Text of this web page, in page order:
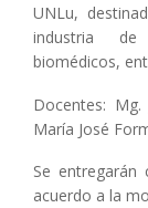
UNLu,
industria de
biomédicos,
Docentes: Mg.
María José
Se entregarán
acuerdo a la